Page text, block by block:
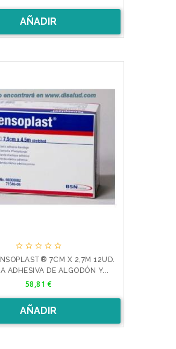
AÑADIR
    
7CM X 2,7M 12UD.
ADHESIVA DE ALGODÓN Y...
Precio
58,81 €
AÑADIR